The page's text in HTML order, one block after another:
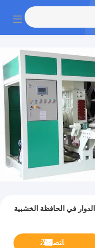
الدوار في الحافظة الخشبية
ﺎﺘﺼﻟ ﺍﻶﻧ